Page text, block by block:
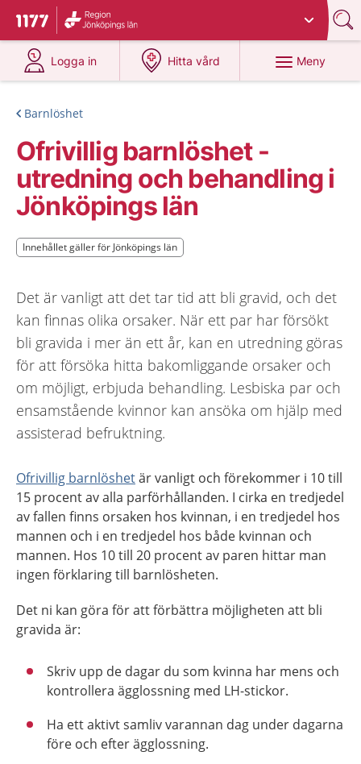
Till startsidan för 1177
Du har valt region
Logga in
på 1177.se
Hitta vård
på 1177.se
Meny
Barnlöshet
Ofrivillig barnlöshet -
utredning och behandling i
Jönköpings län
Innehållet gäller för Jönköpings län
Innehållet gäller för Jönköpings län
Det är vanligt att det tar tid att bli gravid, och det
kan finnas olika orsaker. När ett par har försökt
bli gravida i mer än ett år, kan en utredning göras
för att försöka hitta bakomliggande orsaker och
om möjligt, erbjuda behandling. Lesbiska par och
ensamstående kvinnor kan ansöka om hjälp med
assisterad befruktning.
Ofrivillig barnlöshetär vanligt och förekommer i 10 till
15 procent av alla parförhållanden. I cirka en tredjedel
av fallen finns orsaken hos kvinnan, i en tredjedel hos
mannen och i en tredjedel hos både kvinnan och
mannen. Hos 10 till 20 procent av paren hittar man
ingen förklaring till barnlösheten.
Det ni kan göra för att förbättra möjligheten att bli
gravida är:
Skriv upp de dagar du som kvinna har mens och
kontrollera ägglossning med LH-stickor.
Ha ett aktivt samliv varannan dag under dagarna
före och efter ägglossning.